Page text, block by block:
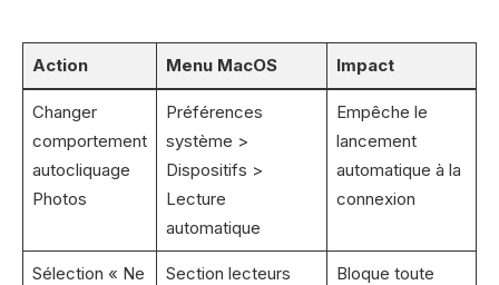
Action Menu MacOS Impact
Changer
comportement
autocliquage
Photos
Préférences
système >
Dispositifs >
Lecture
automatique
Empêche le
lancement
automatique à la
connexion
Sélection « Ne
Section lecteurs
Bloque toute